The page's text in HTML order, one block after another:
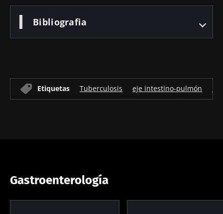
Bibliografia
Etiquetas Tuberculosis eje intestino-pulmón
Gastroenterología